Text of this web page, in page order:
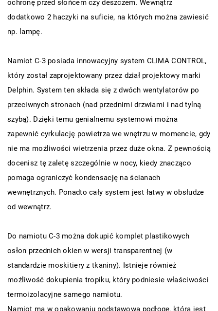
ochronę przed słońcem czy deszczem. Wewnątrz
dodatkowo 2 haczyki na suficie, na których można zawiesić
np. lampę.
Namiot C-3 posiada innowacyjny system CLIMA CONTROL,
który został zaprojektowany przez dział projektowy marki
Delphin. System ten składa się z dwóch wentylatorów po
przeciwnych stronach (nad przednimi drzwiami i nad tylną
szybą). Dzięki temu genialnemu systemowi można
zapewnić cyrkulację powietrza we wnętrzu w momencie, gdy
nie ma możliwości wietrzenia przez duże okna. Z pewnością
docenisz tę zaletę szczególnie w nocy, kiedy znacząco
pomaga ograniczyć kondensację na ścianach
wewnętrznych. Ponadto cały system jest łatwy w obsłudze
od wewnątrz.
Do namiotu C-3 można dokupić komplet plastikowych
osłon przednich okien w wersji transparentnej (w
standardzie moskitiery z tkaniny). Istnieje również
możliwość dokupienia tropiku, który podniesie właściwości
termoizolacyjne samego namiotu.
Namiot ma w opakowaniu podstawową podłogę, która jest